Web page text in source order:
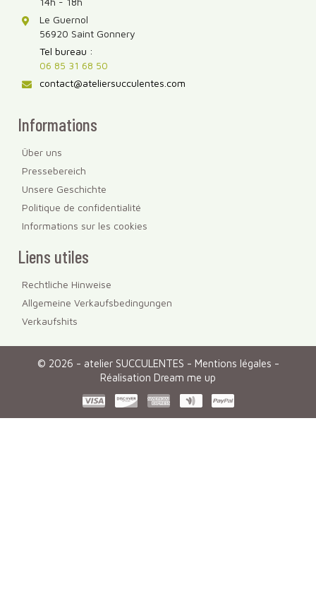
Informations
Über uns
Pressebereich
Unsere Geschichte
Politique de confidentialité
Informations sur les cookies
Liens utiles
Rechtliche Hinweise
Allgemeine Verkaufsbedingungen
Verkaufshits
Le Guernol
56920 Saint Gonnery
Tel bureau :
06 85 31 68 50
contact@ateliersucculentes.com
© 2026 - atelier SUCCULENTES - Mentions légales -
Réalisation Dream me up